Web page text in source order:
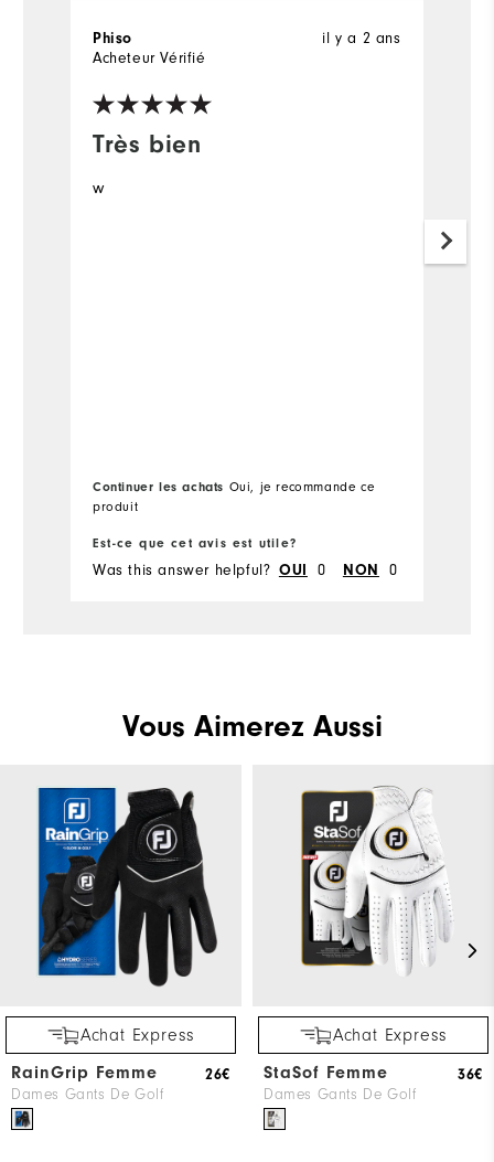
Très bien
il y a 2 ans
Phiso
Acheteur Vérifié
w
Continuer les achats Oui, je recommande ce
produit
Est-ce que cet avis est utile?
Was this answer helpful? OUI 0 NON 0
Vous Aimerez Aussi
Achat Express
RainGrip Femme
Dames Gants De Golf
26€
Achat Express
StaSof Femme
Dames Gants De Golf
36€